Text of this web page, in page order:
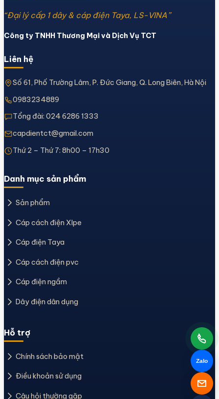
“Đại lý cấp 1 dây & cáp điện Taya, LS-VINA”
Công ty TNHH Thương Mại và Dịch Vụ TCT
Liên hệ
Số 61, Phố Trường Lâm, P. Đức Giang, Q. Long Biên, Hà Nội
0983234889
Tổng đài: 024 6286 1333
capdientct@gmail.com
Thứ 2 – Thứ 7: 8h00 – 17h30
Danh mục sản phẩm
Sản phẩm
Cáp cách điện Xlpe
Cáp điện Taya
Cáp cách điện pvc
Cáp điện ngầm
Dây điện dân dụng
Hỗ trợ
Chính sách bảo mật
Điều khoản sử dụng
Câu hỏi thường gặp
Zalo